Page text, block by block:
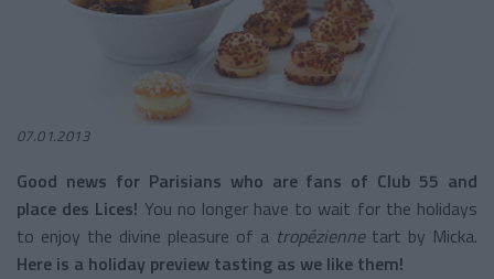
07.01.2013
Good news for Parisians who are fans of Club 55 and
place des Lices! You no longer have to wait for the holidays
to enjoy the divine pleasure of a tropéziennetart by Micka.
Here is a holiday preview tasting as we like them!